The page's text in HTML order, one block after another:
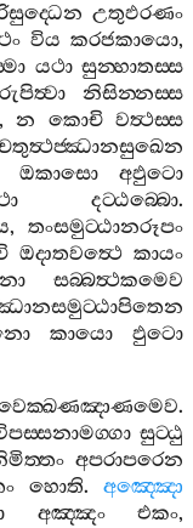
උතුඵරණං
විය කරජකායො,
යථා සුන‍්හාතස‍්ස
නිසින‍්නස‍්ස
,න කොචි වත්‍ථස‍්ස
ඔකාසො
අඵුටො
දට‍්ඨබ‍්බො.
, තංසමුට‍්ඨානරූපං
ඔදාතවත්‍ථෙ කායං
සබ‍්බත්‍ථකමෙව
කායො
ඵුටො
.
සුට‍්ඨු
අපරාපරෙන
හොති. අඤ‍්ඤො
අඤ‍්ඤං එකං,